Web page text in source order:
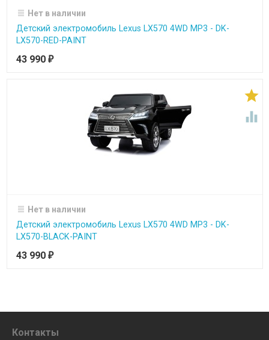
Нет в наличии
Детский электромобиль Lexus LX570 4WD MP3 - DK-
LX570-RED-PAINT
43 990 ₽


Нет в наличии
Детский электромобиль Lexus LX570 4WD MP3 - DK-
LX570-BLACK-PAINT
43 990 ₽
Контакты